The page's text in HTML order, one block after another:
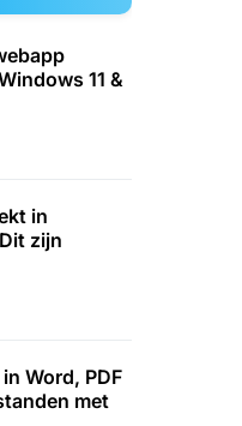
11 &
in
zijn
Word, PDF
met